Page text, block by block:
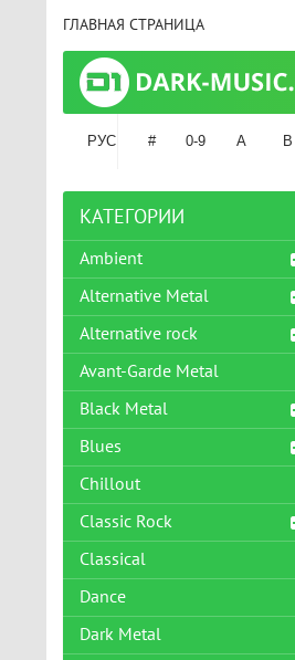
ГЛАВНАЯ СТРАНИЦА
РУС # 0-9 A B
КАТЕГОРИИ
Ambient
Alternative Metal
Alternative rock
Avant-Garde Metal
Black Metal
Blues
Chillout
Classic Rock
Classical
Dance
Dark Metal